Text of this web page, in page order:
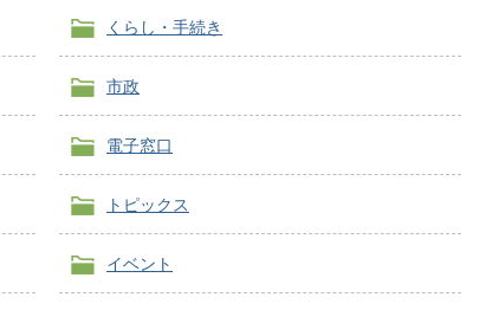
くらし・手続き
市政
電子窓口
トピックス
イベント